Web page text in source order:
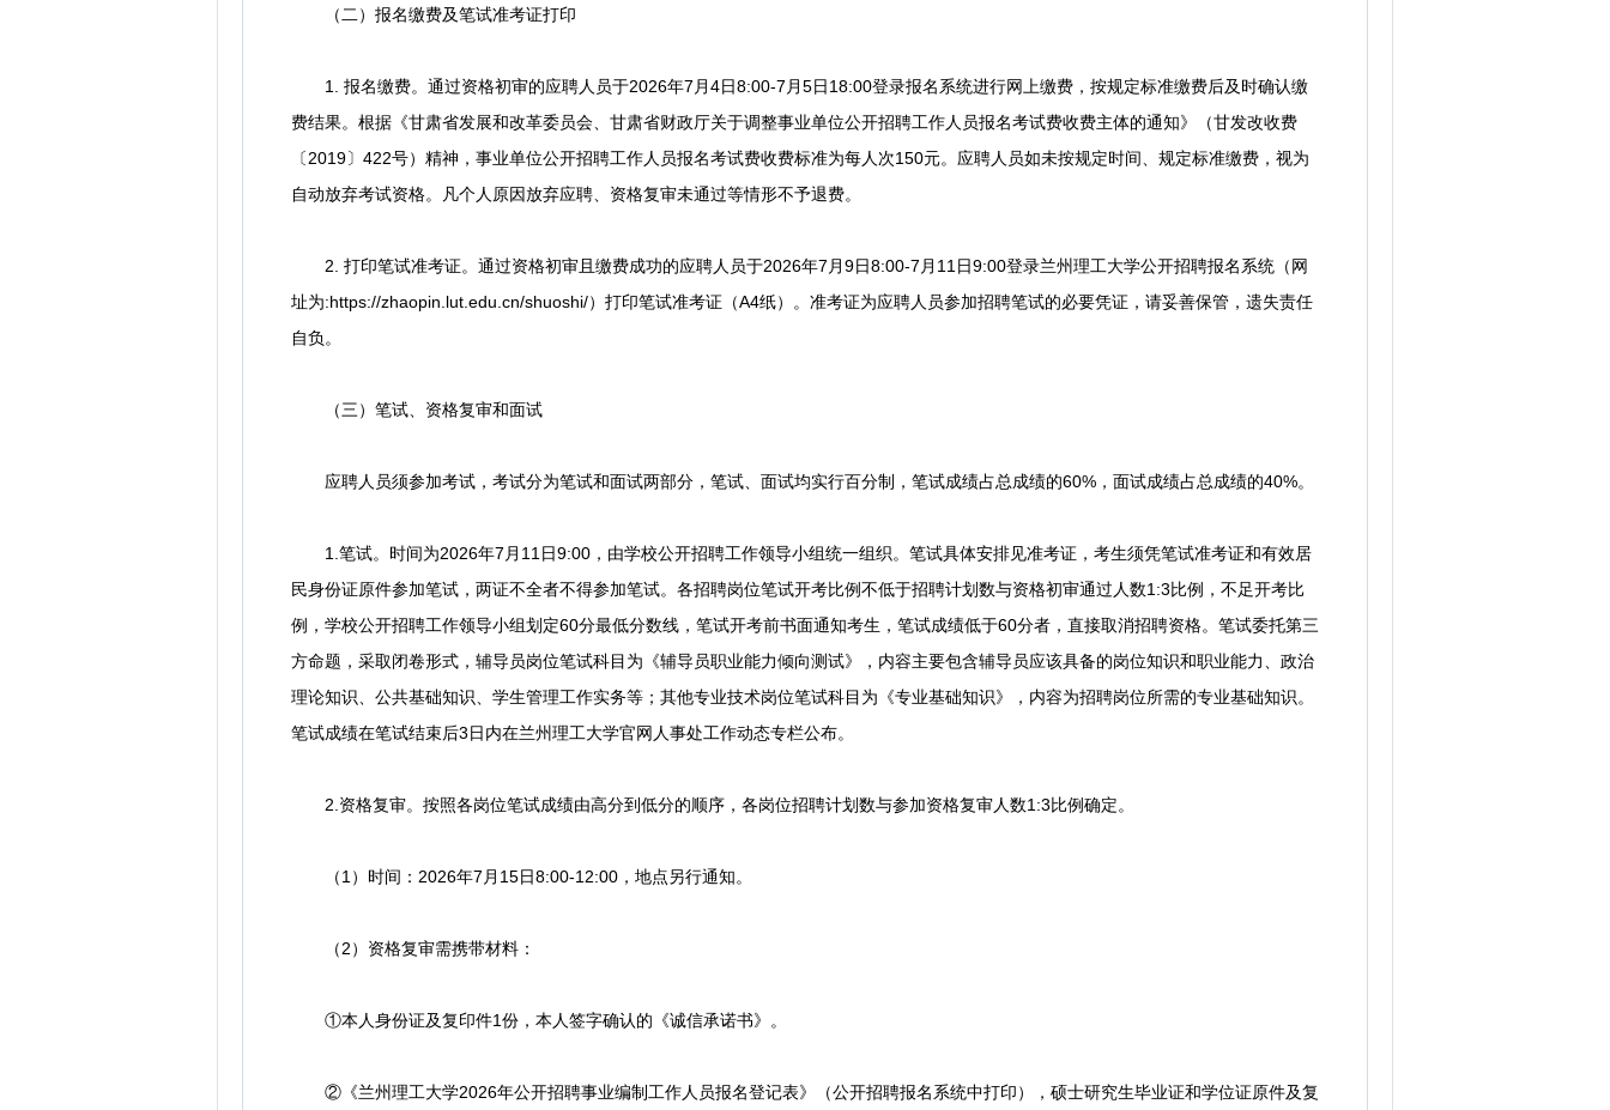
（二）报名缴费及笔试准考证打印
1. 报名缴费。通过资格初审的应聘人员于2026年7月4日8:00-7月5日18:00登录报名系统进行网上缴费，按规定标准缴费后及时确认缴
费结果。根据《甘肃省发展和改革委员会、甘肃省财政厅关于调整事业单位公开招聘工作人员报名考试费收费主体的通知》（甘发改收费
〔2019〕422号）精神，事业单位公开招聘工作人员报名考试费收费标准为每人次150元。应聘人员如未按规定时间、规定标准缴费，视为
自动放弃考试资格。凡个人原因放弃应聘、资格复审未通过等情形不予退费。
2. 打印笔试准考证。通过资格初审且缴费成功的应聘人员于2026年7月9日8:00-7月11日9:00登录兰州理工大学公开招聘报名系统（网
址为:https://zhaopin.lut.edu.cn/shuoshi/）打印笔试准考证（A4纸）。准考证为应聘人员参加招聘笔试的必要凭证，请妥善保管，遗失责任
自负。
（三）笔试、资格复审和面试
应聘人员须参加考试，考试分为笔试和面试两部分，笔试、面试均实行百分制，笔试成绩占总成绩的60%，面试成绩占总成绩的40%。
1.笔试。时间为2026年7月11日9:00，由学校公开招聘工作领导小组统一组织。笔试具体安排见准考证，考生须凭笔试准考证和有效居
民身份证原件参加笔试，两证不全者不得参加笔试。各招聘岗位笔试开考比例不低于招聘计划数与资格初审通过人数1:3比例，不足开考比
例，学校公开招聘工作领导小组划定60分最低分数线，笔试开考前书面通知考生，笔试成绩低于60分者，直接取消招聘资格。笔试委托第三
方命题，采取闭卷形式，辅导员岗位笔试科目为《辅导员职业能力倾向测试》，内容主要包含辅导员应该具备的岗位知识和职业能力、政治
理论知识、公共基础知识、学生管理工作实务等；其他专业技术岗位笔试科目为《专业基础知识》，内容为招聘岗位所需的专业基础知识。
笔试成绩在笔试结束后3日内在兰州理工大学官网人事处工作动态专栏公布。
2.资格复审。按照各岗位笔试成绩由高分到低分的顺序，各岗位招聘计划数与参加资格复审人数1:3比例确定。
（1）时间：2026年7月15日8:00-12:00，地点另行通知。
（2）资格复审需携带材料：
①本人身份证及复印件1份，本人签字确认的《诚信承诺书》。
②《兰州理工大学2026年公开招聘事业编制工作人员报名登记表》（公开招聘报名系统中打印），硕士研究生毕业证和学位证原件及复